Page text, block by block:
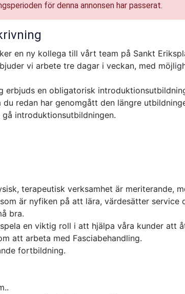
för denna annonsen har passerat.
en ny kollega till vårt team på Sankt
vi arbete tre dagar i veckan, med
erbjuds en obligatorisk
redan har genomgått den längre
introduktionsutbildningen.
terapeutisk verksamhet är meriterande,
är nyfiken på att lära, värdesätter service
bra.
en viktig roll i att hjälpa våra kunder att
att arbeta med Fasciabehandling.
fortbildning.